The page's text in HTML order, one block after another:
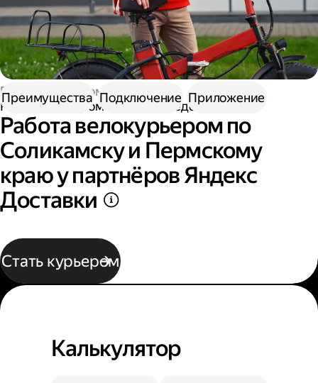
Работа курьером
Работа курьером на велосипеде
Работа велокурьером по
Соликамску и Пермскому
краю у партнёров Яндекс
Доставки
Стать курьером
Преимущества Подключение Приложение
Калькулятор